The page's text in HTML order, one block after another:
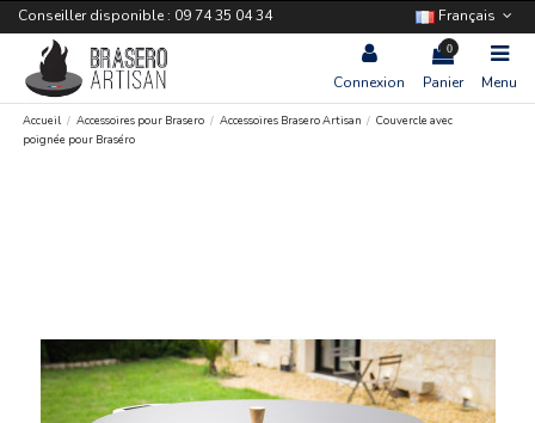
Conseiller disponible : 09 74 35 04 34 Français
Connexion
0
Panier Menu
Accueil Accessoires pour Brasero Accessoires Brasero Artisan
Couvercle avec
poignée pour Braséro